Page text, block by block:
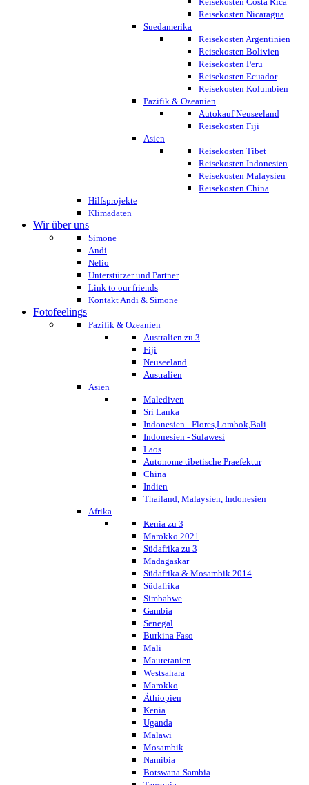
Reisekosten Nicaragua
Suedamerika
Reisekosten Argentinien
Reisekosten Bolivien
Reisekosten Peru
Reisekosten Ecuador
Reisekosten Kolumbien
Pazifik & Ozeanien
Autokauf Neuseeland
Reisekosten Fiji
Asien
Reisekosten Tibet
Reisekosten Indonesien
Reisekosten Malaysien
Reisekosten China
Hilfsprojekte
Klimadaten
Wir über uns
Simone
Andi
Nelio
Unterstützer und Partner
Link to our friends
Kontakt Andi & Simone
Fotofeelings
Pazifik & Ozeanien
Australien zu 3
Fiji
Neuseeland
Australien
Asien
Malediven
Sri Lanka
Indonesien - Flores,Lombok,Bali
Indonesien - Sulawesi
Laos
Autonome tibetische Praefektur
China
Indien
Thailand, Malaysien, Indonesien
Afrika
Kenia zu 3
Marokko 2021
Südafrika zu 3
Madagaskar
Südafrika & Mosambik 2014
Südafrika
Simbabwe
Gambia
Senegal
Burkina Faso
Mali
Mauretanien
Westsahara
Marokko
Äthiopien
Kenia
Uganda
Malawi
Mosambik
Namibia
Botswana-Sambia